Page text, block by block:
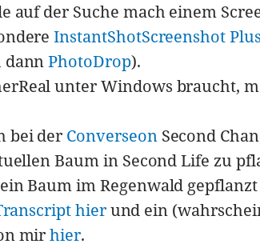
auf der Suche mach einem
InstantShotScreenshot Plus
dannPhotoDrop).
unter Windows braucht,
bei der ConverseonSecond
Baum in Second Life zu
Baum im Regenwald gepflanzt
hierund ein
mirhier.